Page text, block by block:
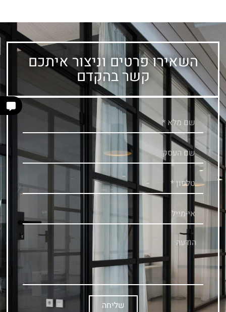
השאירו פרטים וניצור איתכם
קשר בהקדם
שליחה